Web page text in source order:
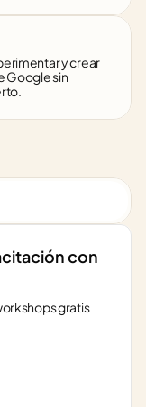
y crear
Google sin
con
gratis